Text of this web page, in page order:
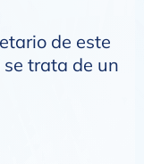
de este
trata de un